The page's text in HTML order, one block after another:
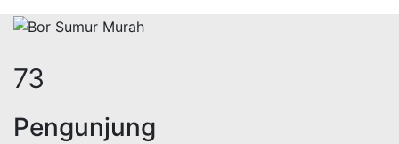
89
Pengunjung